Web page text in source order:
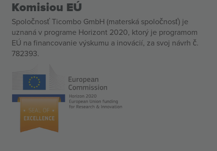
Komisiou EÚ
Spoločnosť Ticombo GmbH (materská spoločnosť) je
uznaná v programe Horizont 2020, ktorý je programom
EÚ na financovanie výskumu a inovácií, za svoj návrh č.
782393.